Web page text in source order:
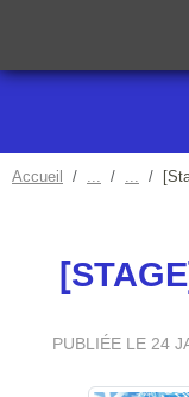
Accueil
PUBLIÉE LE 24